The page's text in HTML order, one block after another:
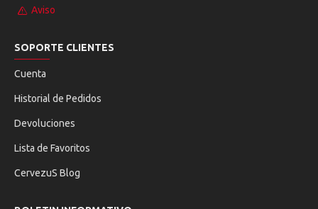
Aviso
SOPORTE CLIENTES
Cuenta
Historial de Pedidos
Devoluciones
Lista de Favoritos
CervezuS Blog